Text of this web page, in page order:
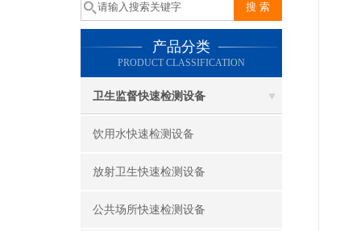
产品分类
PRODUCT CLASSIFICATION
卫生监督快速检测设备
饮用水快速检测设备
放射卫生快速检测设备
公共场所快速检测设备